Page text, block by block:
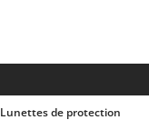
Lunettes de protection